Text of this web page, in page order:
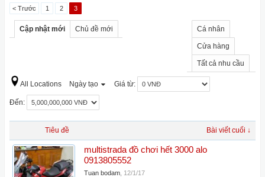
< Trước 1 2 3
Cập nhật mới Chủ đề mới Cá nhân
Cửa hàng
Tất cả nhu cầu
All Locations Ngày tạo Giá từ:
Đến:
Tiêu đề Bài viết cuối ↓
multistrada đồ chơi hết 3000 alo
0913805552
Tuan bodam 12/1/17